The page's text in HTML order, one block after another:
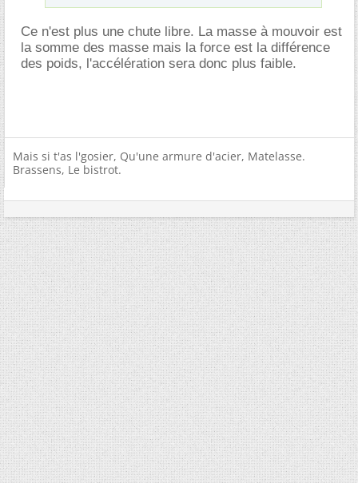
Ce n'est plus une chute libre. La masse à mouvoir est
la somme des masse mais la force est la différence
des poids, l'accélération sera donc plus faible.
Mais si t'as l'gosier, Qu'une armure d'acier, Matelasse.
Brassens, Le bistrot.